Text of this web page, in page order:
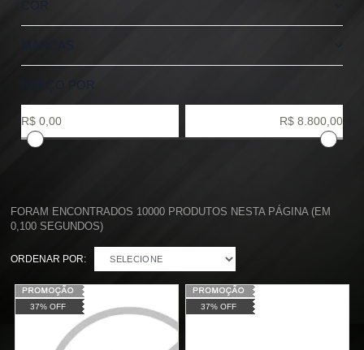
PREÇO POR
FORAM ENCONTRADOS 10000 PRODUTOS NESTA PÁGINA (EM
0,100 SEGUNDOS)
ORDENAR POR: SELECIONE
37% OFF 37% OFF